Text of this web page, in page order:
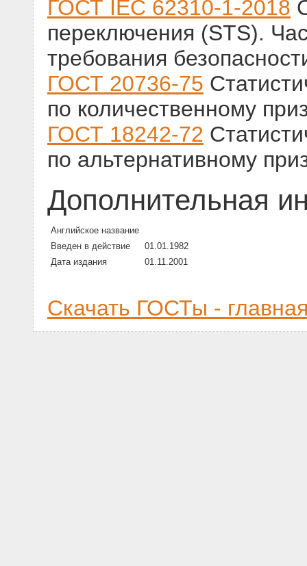
ГОСТ IEC 62310-1-2018
переключения (STS).
требования
ГОСТ 20736-75
по количественному
ГОСТ 18242-72
по альтернативному
Дополнительная
Английское название
Введен в действие
01.01.1982
Дата издания
01.11.2001
Скачать ГОСТы -